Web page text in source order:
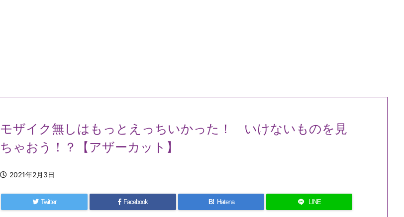
モザイク無しはもっとえっちいかった！ いけないものを見
ちゃおう！？【アザーカット】
2021年2月3日
Twitter Facebook B! Hatena LINE